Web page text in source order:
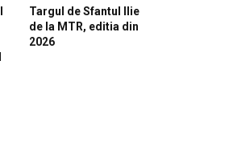
Targul de Sfantul Ilie
de la MTR, editia din
2026